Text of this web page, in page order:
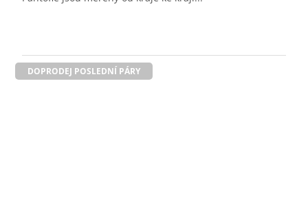
DOPRODEJ POSLEDNÍ PÁRY